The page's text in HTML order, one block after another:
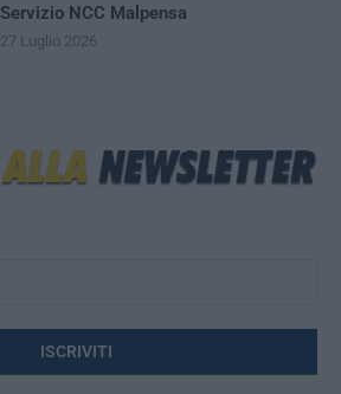
Servizio NCC Malpensa
27 Luglio 2026